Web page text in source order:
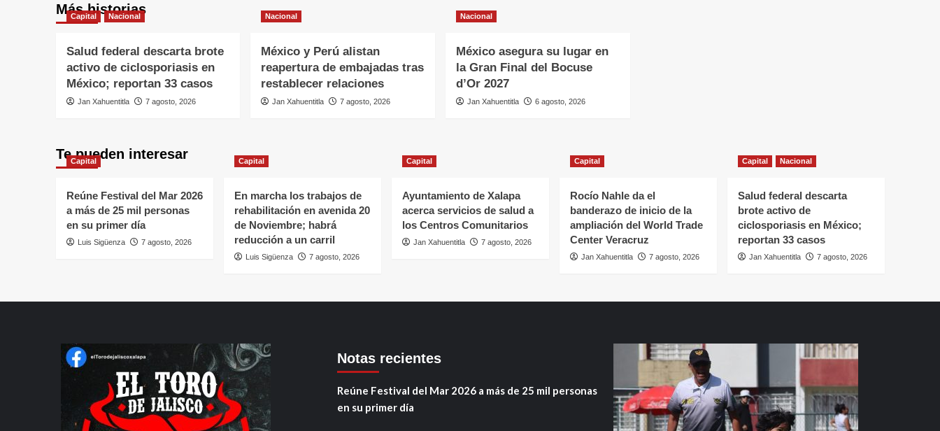
Más historias
Capital Nacional
Salud federal descarta brote
activo de ciclosporiasis en
México; reportan 33 casos
Jan Xahuentitla 7 agosto, 2026
Nacional
México y Perú alistan
reapertura de embajadas tras
restablecer relaciones
Jan Xahuentitla 7 agosto, 2026
Nacional
México asegura su lugar en
la Gran Final del Bocuse
d’Or 2027
Jan Xahuentitla 6 agosto, 2026
Te pueden interesar
Capital
Reúne Festival del Mar 2026
a más de 25 mil personas
en su primer día
Luis Sigüenza 7 agosto, 2026
Capital
En marcha los trabajos de
rehabilitación en avenida 20
de Noviembre; habrá
reducción a un carril
Luis Sigüenza 7 agosto, 2026
Capital
Ayuntamiento de Xalapa
acerca servicios de salud a
los Centros Comunitarios
Jan Xahuentitla 7 agosto, 2026
Capital
Rocío Nahle da el
banderazo de inicio de la
ampliación del World Trade
Center Veracruz
Jan Xahuentitla 7 agosto, 2026
Capital Nacional
Salud federal descarta
brote activo de
ciclosporiasis en México;
reportan 33 casos
Jan Xahuentitla 7 agosto, 2026
Notas recientes
Reúne Festival del Mar 2026 a más de 25 mil personas
en su primer día